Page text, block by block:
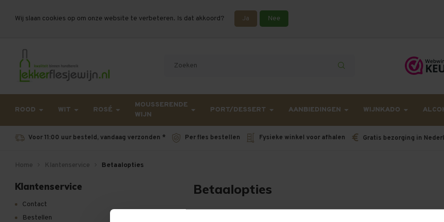
Wij slaan cookies op om onze website te verbeteren. Is dat akkoord? Ja Nee
Let op, vanwege drukte bij PostNL kan uw bestelling langer onderweg zijn dan gebruikelijk - Bestellingen van het
ROOD WIT ROSÉ
MOUSSERENDE
WIJN
PORT/DESSERT AANBIEDINGEN WIJNKADO
Voor 11:00 uur besteld, vandaag verzonden * Per fles bestellen Fysieke winkel voor afhalen Gratis bezorging in
Home Klantenservice Betaalopties
Klantenservice
Contact
Bestellen
Betaalopties